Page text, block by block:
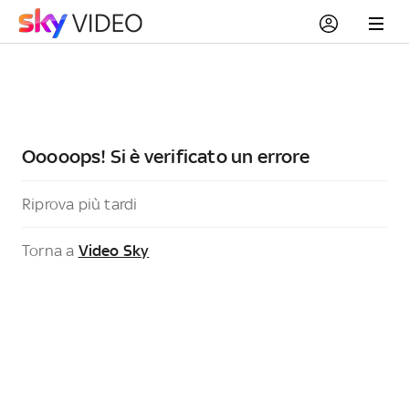
Ooooops! Si è verificato un errore
Riprova più tardi
Torna a Video Sky